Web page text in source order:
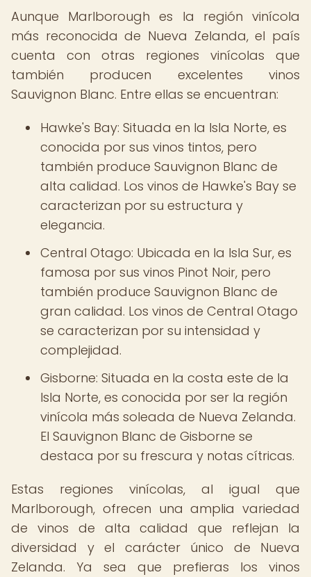
Aunque Marlborough es la región vinícola
más reconocida de Nueva Zelanda, el país
cuenta con otras regiones vinícolas que
también producen excelentes vinos
Sauvignon Blanc. Entre ellas se encuentran:
Hawke's Bay: Situada en la Isla Norte, es
conocida por sus vinos tintos, pero
también produce Sauvignon Blanc de
alta calidad. Los vinos de Hawke's Bay se
caracterizan por su estructura y
elegancia.
Central Otago: Ubicada en la Isla Sur, es
famosa por sus vinos Pinot Noir, pero
también produce Sauvignon Blanc de
gran calidad. Los vinos de Central Otago
se caracterizan por su intensidad y
complejidad.
Gisborne: Situada en la costa este de la
Isla Norte, es conocida por ser la región
vinícola más soleada de Nueva Zelanda.
El Sauvignon Blanc de Gisborne se
destaca por su frescura y notas cítricas.
Estas regiones vinícolas, al igual que
Marlborough, ofrecen una amplia variedad
de vinos de alta calidad que reflejan la
diversidad y el carácter único de Nueva
Zelanda. Ya sea que prefieras los vinos